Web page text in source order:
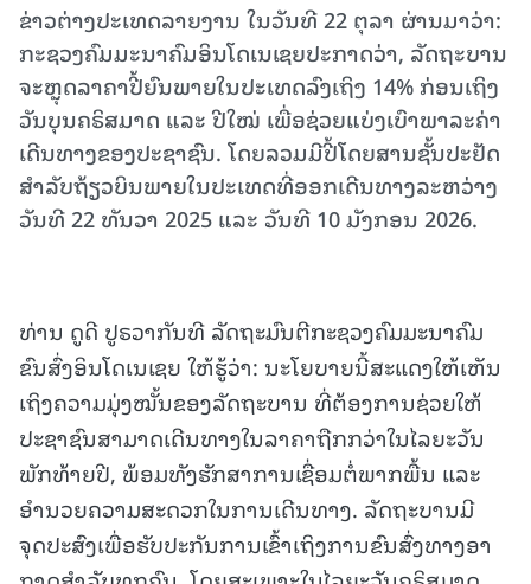
ຂ່າວຕ່າງປະເທດລາຍງານ ໃນວັນທີ 22 ຕຸລາ ຜ່ານມາວ່າ:
ກະຊວງ​ຄົມມະນາຄົມ​ອິນ​ໂດ​ເນ​ເຊຍ​ປະກາດ​ວ່າ, ລັດຖະບານ​
ຈະ​ຫຼຸດລາຄາປີ້ຍົນ​ພາຍ​ໃນ​ປະ​ເທດ​ລົງ​ເຖິງ 14% ກ່ອນເຖິງ​
ວັນ​ບຸນ​ຄຣິສມາດ​ ແລະ ​ປີ​ໃໝ່ ​ເພື່ອ​ຊ່ວຍ​ແບ່ງ​ເບົາ​ພາລະ​ຄ່າ​
ເດີນທາງຂອງປະຊາຊົນ. ໂດຍລວມມີປີ້ໂດຍສານຊັ້ນປະຢັດ
ສໍາລັບຖ້ຽວບິນພາຍໃນປະເທດທີ່ອອກເດີນທາງລະຫວ່າງ
ວັນທີ 22 ທັນວາ 2025 ແລະ ວັນທີ 10 ມັງກອນ 2026.
ທ່ານ ດູດີ ປູຣວາກັນທີ ລັດຖະມົນຕີກະຊວງຄົມມະນາຄົມ
ຂົນສົ່ງອິນໂດເນເຊຍ ໃຫ້ຮູ້ວ່າ: ນະໂຍບາຍນີ້ສະແດງໃຫ້ເຫັນ
ເຖິງຄວາມມຸ່ງໝັ້ນຂອງລັດຖະບານ ທີ່ຕ້ອງການຊ່ວຍໃຫ້
ປະຊາຊົນສາມາດເດີນທາງໃນລາຄາຖືກກວ່າໃນໄລຍະວັນ
ພັກທ້າຍປີ, ພ້ອມທັງຮັກສາການເຊື່ອມຕໍ່ພາກພື້ນ ແລະ
ອຳນວຍຄວາມສະດວກໃນການເດີນທາງ. ລັດຖະບານມີ
ຈຸດປະສົງເພື່ອຮັບປະກັນການເຂົ້າເຖິງການຂົນສົ່ງທາງອາ